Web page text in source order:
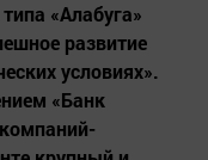
«Алабуга»
развитие
условиях».
«Банк